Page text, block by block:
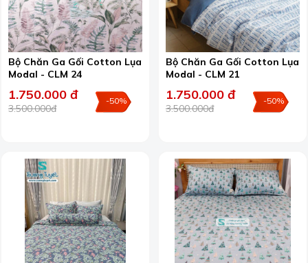
Bộ Chăn Ga Gối Cotton Lụa
Modal - CLM 24
1.750.000 đ
3.500.000đ
-50%
Bộ Chăn Ga Gối Cotton Lụa
Modal - CLM 21
1.750.000 đ
3.500.000đ
-50%